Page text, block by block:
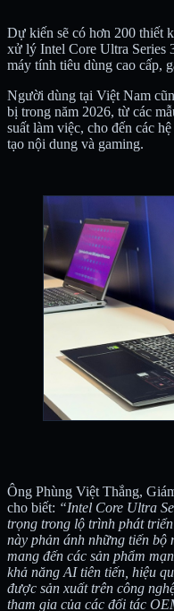
Dự kiến sẽ có hơn 200 thiết
xử lý Intel Core Ultra Series
máy tính tiêu dùng cao cấp,
Người dùng tại Việt Nam
bị trong năm 2026, từ các
suất làm việc, cho đến các
tạo nội dung và gaming.
Ông Phùng Việt Thắng,
cho biết: “Intel Core Ultra
trọng trong lộ trình phát
này phản ánh những tiến bộ
mang đến các sản phẩm
khả năng AI tiên tiến, hiệu
được sản xuất trên công
tham gia của các đối tác